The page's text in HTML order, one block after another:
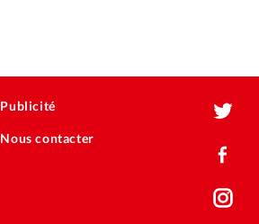
Publicité
Nous contacter